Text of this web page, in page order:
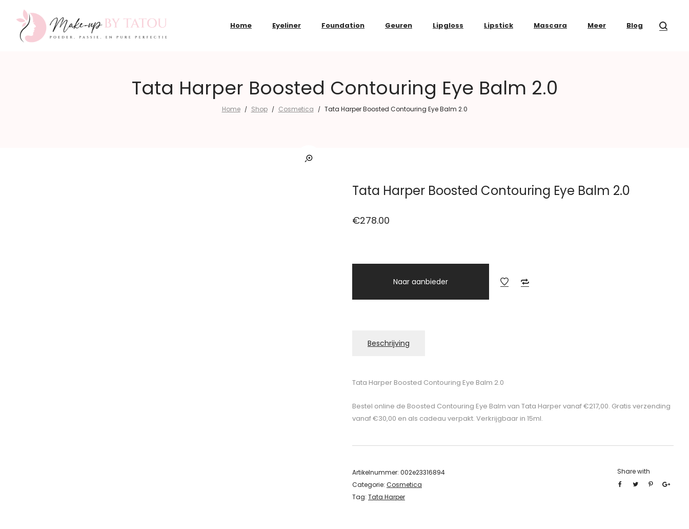
Home Eyeliner Foundation Geuren Lipgloss Lipstick Mascara Meer Blog
Tata Harper Boosted Contouring Eye Balm 2.0
Home / Shop / Cosmetica / Tata Harper Boosted Contouring Eye Balm 2.0
Tata Harper Boosted Contouring Eye Balm 2.0
€278.00
Naar aanbieder
Beschrijving
Tata Harper Boosted Contouring Eye Balm 2.0
Bestel online de Boosted Contouring Eye Balm van Tata Harper vanaf €217,00. Gratis verzending
vanaf €30,00 en als cadeau verpakt. Verkrijgbaar in 15ml.
Artikelnummer: 002e23316894
Categorie: Cosmetica
Tag: Tata Harper
Share with